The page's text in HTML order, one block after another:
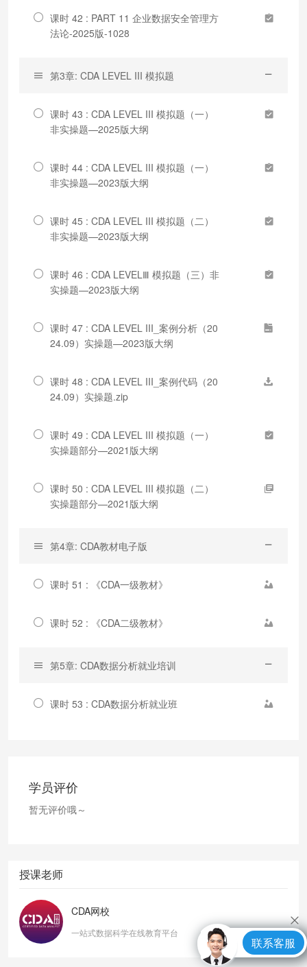
课时 42 : PART 11 企业数据安全管理方
法论-2025版-1028
第3章: CDA LEVEL III 模拟题
课时 43 : CDA LEVEL III 模拟题（一）
非实操题—2025版大纲
课时 44 : CDA LEVEL III 模拟题（一）
非实操题—2023版大纲
课时 45 : CDA LEVEL III 模拟题（二）
非实操题—2023版大纲
课时 46 : CDA LEVELⅢ 模拟题（三）非
实操题—2023版大纲
课时 47 : CDA LEVEL III_案例分析（20
24.09）实操题—2023版大纲
课时 48 : CDA LEVEL III_案例代码（20
24.09）实操题.zip
课时 49 : CDA LEVEL III 模拟题（一）
实操题部分—2021版大纲
课时 50 : CDA LEVEL III 模拟题（二）
实操题部分—2021版大纲
第4章: CDA教材电子版
课时 51 : 《CDA一级教材》
课时 52 : 《CDA二级教材》
第5章: CDA数据分析就业培训
课时 53 : CDA数据分析就业班
学员评价
暂无评价哦～
授课老师
CDA网校
一站式数据科学在线教育平台
联系客服